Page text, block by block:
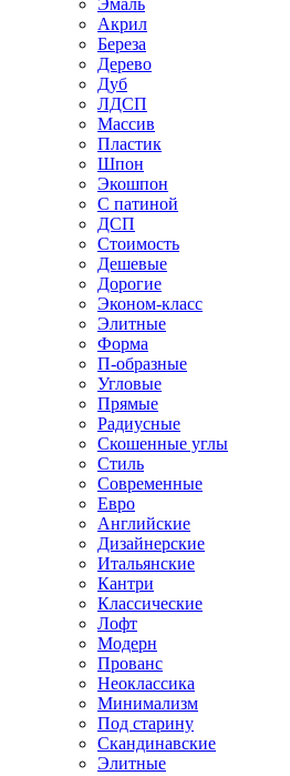
Эмаль
Акрил
Береза
Дерево
Дуб
ЛДСП
Массив
Пластик
Шпон
Экошпон
С патиной
ДСП
Стоимость
Дешевые
Дорогие
Эконом-класс
Элитные
Форма
П-образные
Угловые
Прямые
Радиусные
Скошенные углы
Стиль
Современные
Евро
Английские
Дизайнерские
Итальянские
Кантри
Классические
Лофт
Модерн
Прованс
Неоклассика
Минимализм
Под старину
Скандинавские
Элитные